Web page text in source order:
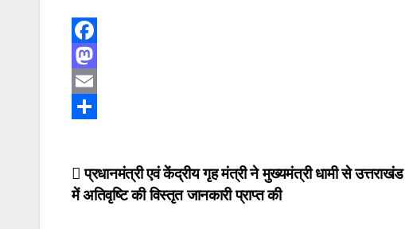
F
a
c
o
M
a
o
E
ia
Post
navigation
प्रधानमंत्री एवं केंद्रीय गृह मंत्री ने मुख्यमंत्री धामी से उत्तराखंड
में अतिवृष्टि की विस्तृत जानकारी प्राप्त की